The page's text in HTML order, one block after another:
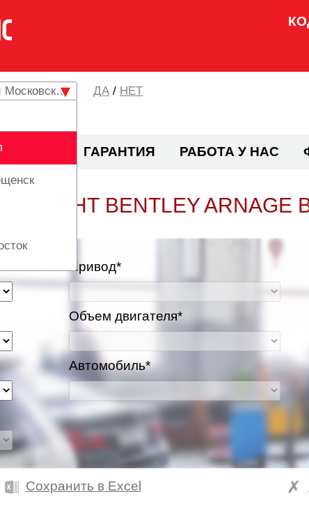
Московская область/ НЕТ
ГАРАНТИЯ РАБОТА У НАС
РЕМОНТ BENTLEY
Привод*
Объем двигателя*
Автомобиль*
Сохранить в Excel